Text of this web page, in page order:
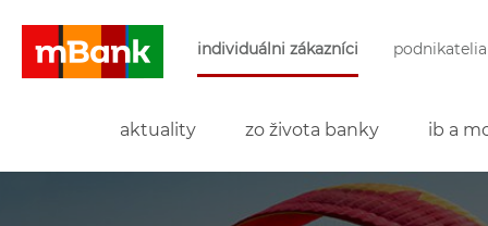
individuálni zákazníci podnikatelia
aktuality zo života banky ib a